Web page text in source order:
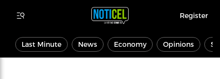
Register
Last Minute News Economy Opinions